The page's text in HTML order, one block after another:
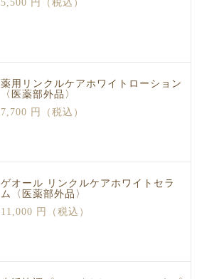
5,500 円（税込）
薬用リンクルケアホワイトローション
〈医薬部外品〉
7,700 円（税込）
ゲオール リンクルケアホワイトセラ
ム〈医薬部外品〉
11,000 円（税込）